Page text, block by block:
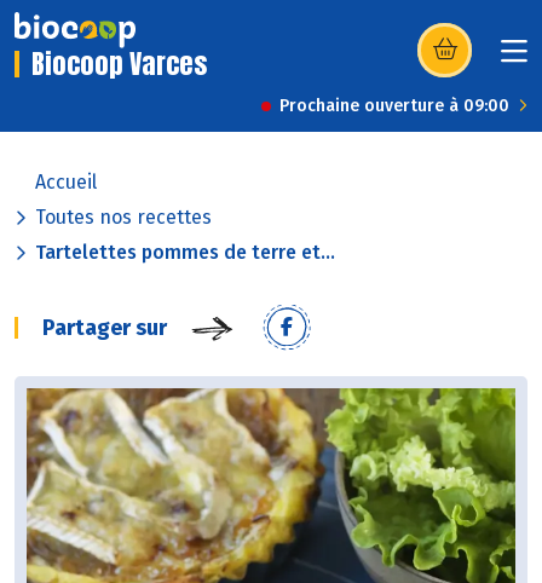
Biocoop Varces (s’ouvre dans
Prochaine ouverture à 09:00
Accueil
Toutes nos recettes
Tartelettes pommes de terre et...
Partager sur